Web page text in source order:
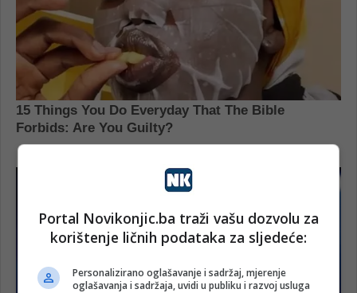
Portal Novikonjic.ba traži vašu dozvolu za
korištenje ličnih podataka za sljedeće:
Personalizirano oglašavanje i sadržaj, mjerenje
oglašavanja i sadržaja, uvidi u publiku i razvoj usluga